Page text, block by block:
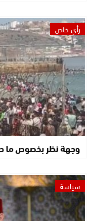
رأي خاص
وجهة نظر بخصوص ما
سياسة